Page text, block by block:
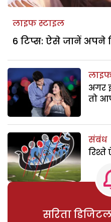
लाइफ स्टाइल
6 टिप्स: ऐसे जानें अपने
अगर
तो
संबंध
सरिता